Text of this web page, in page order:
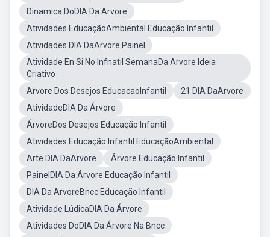
Dinamica DoDIA Da Arvore
Atividades EducaçãoAmbiental Educação Infantil
Atividades DIA DaArvore Painel
Atividade En Si No Infnatil SemanaDa Arvore Ideia
Criativo
Arvore Dos Desejos EducacaoInfantil
21 DIA DaArvore
AtividadeDIA Da Árvore
ÁrvoreDos Desejos Educação Infantil
Atividades Educação Infantil EducaçãoAmbiental
Arte DIA DaArvore
Árvore Educação Infantil
PainelDIA Da Árvore Educação Infantil
DIA Da ArvoreBncc Educação Infantil
Atividade LúdicaDIA Da Árvore
Atividades DoDIA Da Árvore Na Bncc